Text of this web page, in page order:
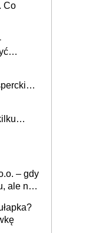
Co
-
– gdy
ale nie